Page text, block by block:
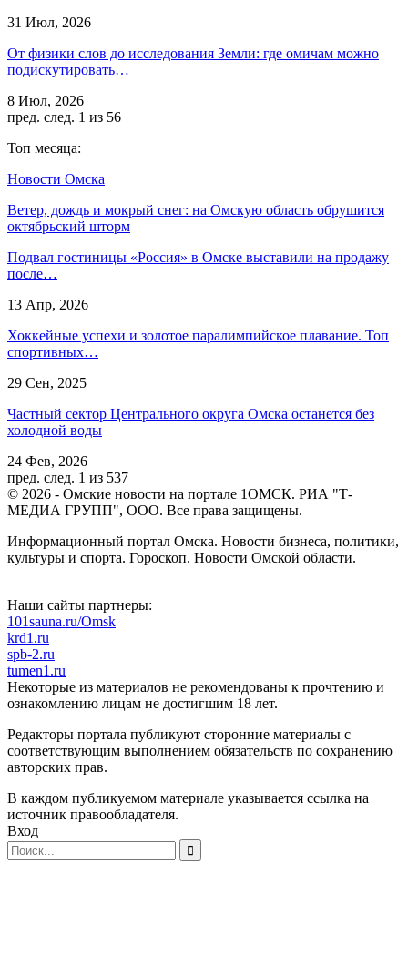
31 Июл, 2026
От физики слов до исследования Земли: где омичам можно
подискутировать…
8 Июл, 2026
пред. след. 1 из 56
Топ месяца:
Новости Омска
Ветер, дождь и мокрый снег: на Омскую область обрушится
октябрьский шторм
Подвал гостиницы «Россия» в Омске выставили на продажу
после…
13 Апр, 2026
Хоккейные успехи и золотое паралимпийское плавание. Топ
спортивных…
29 Сен, 2025
Частный сектор Центрального округа Омска останется без
холодной воды
24 Фев, 2026
пред. след. 1 из 537
© 2026 - Омские новости на портале 1ОМСК. РИА "Т-
МЕДИА ГРУПП", ООО. Все права защищены.
Информационный портал Омска. Новости бизнеса, политики,
культуры и спорта. Гороскоп. Новости Омской области.
Наши сайты партнеры:
101sauna.ru/Omsk
krd1.ru
spb-2.ru
tumen1.ru
Некоторые из материалов не рекомендованы к прочтению и
ознакомлению лицам не достигшим 18 лет.
Редакторы портала публикуют сторонние материалы с
соответствующим выполнением обязательств по сохранению
авторских прав.
В каждом публикуемом материале указывается ссылка на
источник правообладателя.
Вход